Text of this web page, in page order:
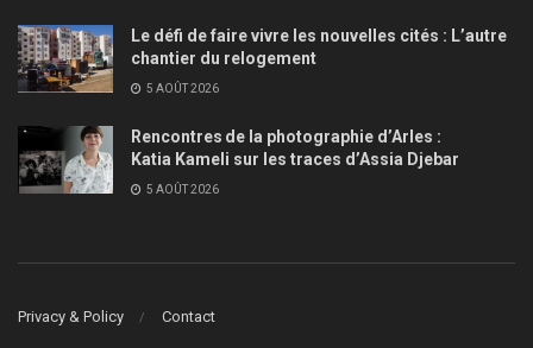
Le défi de faire vivre les nouvelles cités : L’autre
chantier du relogement
5 AOÛT 2026
Rencontres de la photographie d’Arles :
Katia Kameli sur les traces d’Assia Djebar
5 AOÛT 2026
Privacy & Policy Contact